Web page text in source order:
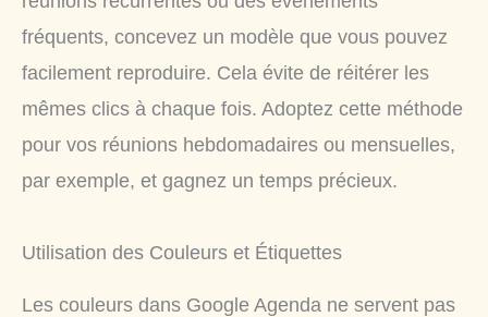
fréquents, concevez un modèle que vous pouvez
facilement reproduire. Cela évite de réitérer les
mêmes clics à chaque fois. Adoptez cette méthode
pour vos réunions hebdomadaires ou mensuelles,
par exemple, et gagnez un temps précieux.
Utilisation des Couleurs et Étiquettes
Les couleurs dans Google Agenda ne servent pas